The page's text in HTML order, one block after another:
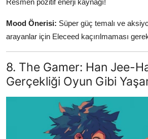
Resmen pozitif enerji kaynağı!
Mood Önerisi: Süper güç temalı ve
arayanlar için Eleceed kaçırılmaması
8. The Gamer: Han Jee-
Gerçekliği Oyun Gibi